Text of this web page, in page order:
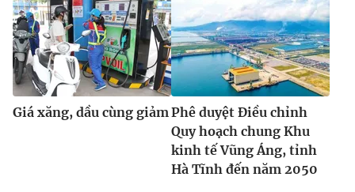
Giá xăng, dầu cùng giảm Phê duyệt Điều chỉnh
Quy hoạch chung Khu
kinh tế Vũng Áng, tỉnh
Hà Tĩnh đến năm 2050